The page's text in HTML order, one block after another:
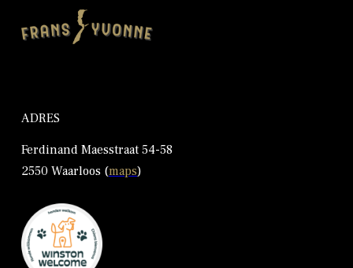
ADRES
Ferdinand Maesstraat 54-58
2550 Waarloos (maps)